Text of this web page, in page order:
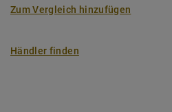
Zum Vergleich hinzufügen
Händler finden